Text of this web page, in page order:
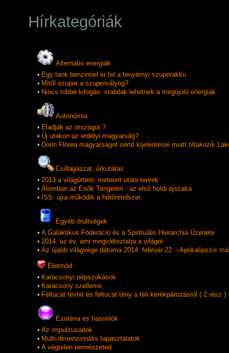
Hírkategóriák
Alternativ energiák
• Egy tank benzinnel ér fel a tenyérnyi szuperakku
• Mitől szuper a szupervályog?
• Nincs többé kifogás: stabilak lehetnek a megújuló energiák
Autonómia
• Eladják az országot ?
• Új utakon az erdélyi magyarság?
• Dorin Florea magyarságot sértő kijelentései miatt tiltakozik
Csillagászat, űrkutatás
• 2013 a világűrben: meteorit utáni tervek
• Álomban az Esők Tengerén - az első holdi éjszaka
• ISS: újra működik a hűtőrendszer
Egyéb őrültségek
• A Galaktikus Föderáció és a Spirituális Hierarchia Üzenete
• 2014: az év, ami megváltoztatja a világot
• Az újabb világvége dátuma 2014. február 22. - Apokalipszis
Életmód
• Karácsonyi népszokások
• Karácsony szelleme
• Féltucat tévhit és féltucat tény a téli kerékpározásról ( 2.rész )
Ezotéria és hasonlók
• Az impulzusaitok
• Multi-dimenzionális tapasztalatok
• A végtelen természeted